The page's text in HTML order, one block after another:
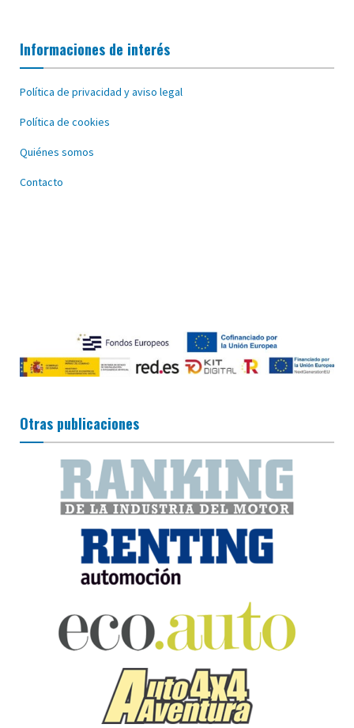
Informaciones de interés
Política de privacidad y aviso legal
Política de cookies
Quiénes somos
Contacto
Otras publicaciones